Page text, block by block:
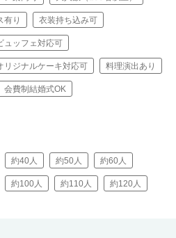
有り 衣装持ち込み可
ュッフェ対応可
リジナルケーキ対応可 料理演出あり
会費制結婚式OK
約40人 約50人 約60人
約100人 約110人 約120人